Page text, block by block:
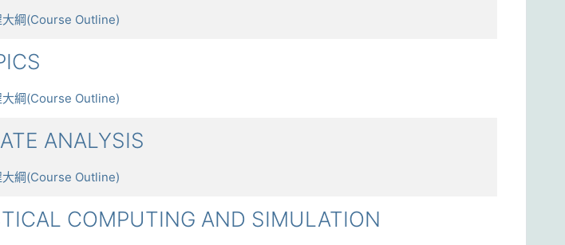
大綱(Course Outline)
大綱(Course Outline)
ANALYSIS
大綱(Course Outline)
COMPUTING AND SIMULATION